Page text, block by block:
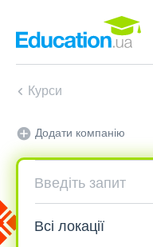
Курси
Додати компанію